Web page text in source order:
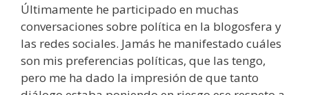
Últimamente he participado en muchas
conversaciones sobre política en la blogosfera y
las redes sociales. Jamás he manifestado cuáles
son mis preferencias políticas, que las tengo,
pero me ha dado la impresión de que tanto